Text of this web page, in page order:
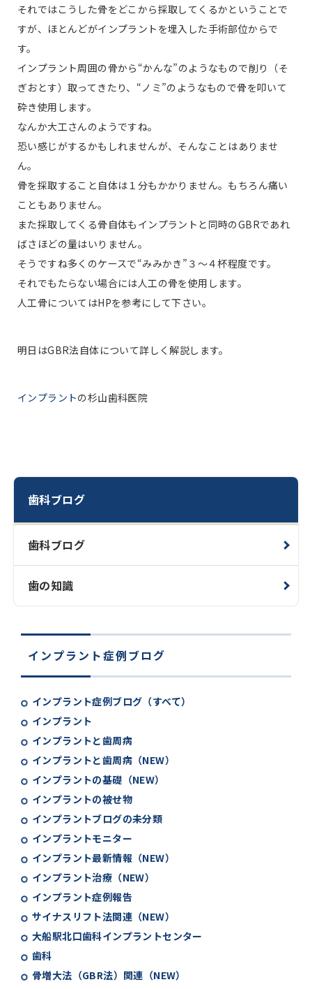
歯科ブログ
歯科ブログ
歯の知識
インプラント症例ブログ
インプラント症例ブログ（すべて）
インプラント
インプラントと歯周病
インプラントと歯周病（NEW）
インプラントの基礎（NEW）
インプラントの被せ物
インプラントブログの未分類
インプラントモニター
インプラント最新情報（NEW）
インプラント治療（NEW）
インプラント症例報告
サイナスリフト法関連（NEW）
大船駅北口歯科インプラントセンター
歯科
骨増大法（GBR法）関連（NEW）
それではこうした骨をどこから採取してくるかということで
すが、ほとんどがインプラントを埋入した手術部位からで
す。
インプラント周囲の骨から“かんな”のようなもので削り（そ
ぎおとす）取ってきたり、“ノミ”のようなもので骨を叩いて
砕き使用します。
なんか大工さんのようですね。
恐い感じがするかもしれませんが、そんなことはありませ
ん。
骨を採取すること自体は１分もかかりません。もちろん痛い
こともありません。
また採取してくる骨自体もインプラントと同時のGBRであれ
ばさほどの量はいりません。
そうですね多くのケースで“みみかき”３〜４杯程度です。
それでもたらない場合には人工の骨を使用します。
人工骨についてはHPを参考にして下さい。
明日はGBR法自体について詳しく解説します。
インプラントの杉山歯科医院